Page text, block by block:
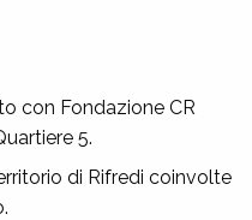
con Fondazione CR
5.
di Rifredi coinvolte